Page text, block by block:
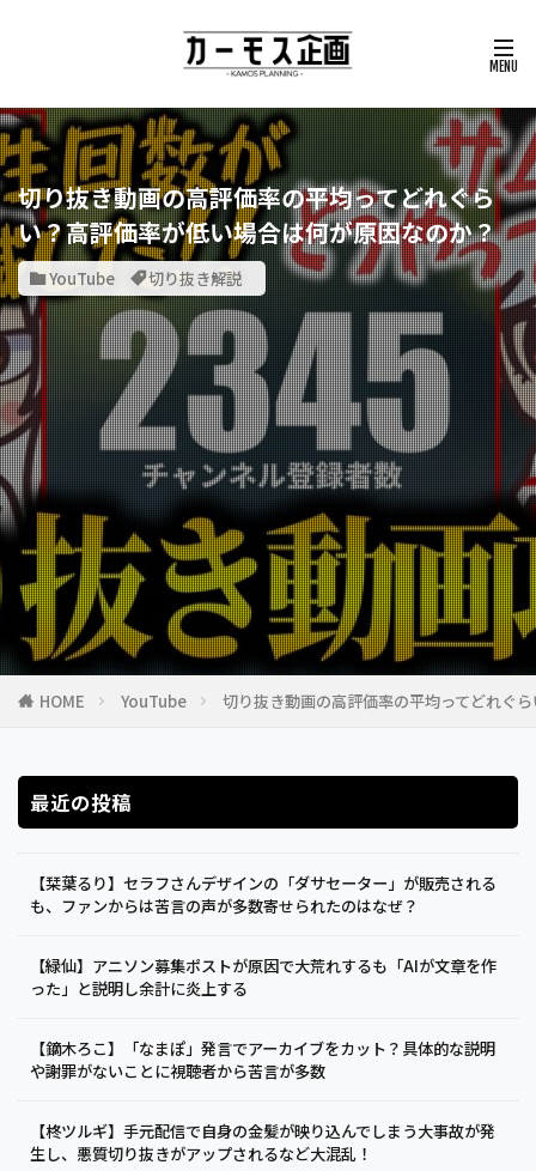
切り抜き動画の高評価率の平均ってどれぐら
い？高評価率が低い場合は何が原因なのか？
YouTube 切り抜き解説
HOME YouTube 切り抜き動画の高評価率の平均ってどれぐ
最近の投稿
【栞葉るり】セラフさんデザインの「ダサセーター」が販売される
も、ファンからは苦言の声が多数寄せられたのはなぜ？
【緑仙】アニソン募集ポストが原因で大荒れするも「AIが文章を作
った」と説明し余計に炎上する
【鏑木ろこ】「なまぽ」発言でアーカイブをカット？具体的な説明
や謝罪がないことに視聴者から苦言が多数
【柊ツルギ】手元配信で自身の金髪が映り込んでしまう大事故が発
生し、悪質切り抜きがアップされるなど大混乱！